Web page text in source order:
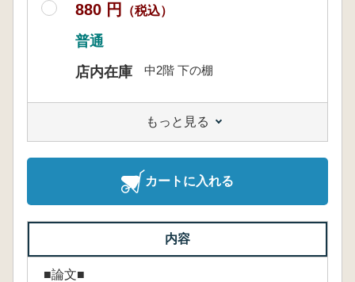
880 円 （税込）
普通
店内在庫
中2階 下の棚
もっと見る
カートに入れる
内容
■論文■